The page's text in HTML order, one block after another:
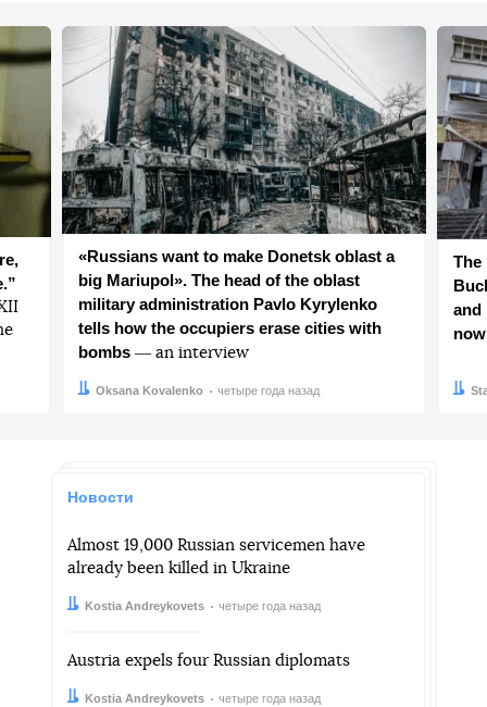
«Russians want to make Donetsk oblast a
big Mariupol». The head of the oblast
military administration Pavlo Kyrylenko
tells how the occupiers erase cities with
bombs ― an interview
Автор:
Oksana Kovalenko
Дата: четыре года назад
The
and
now
Дата:
Новости
Almost 19,000 Russian servicemen have
already been killed in Ukraine
Автор:Kostia Andreykovets
Дата: четыре года назад
Austria expels four Russian diplomats
Автор:Kostia Andreykovets
Дата: четыре года назад